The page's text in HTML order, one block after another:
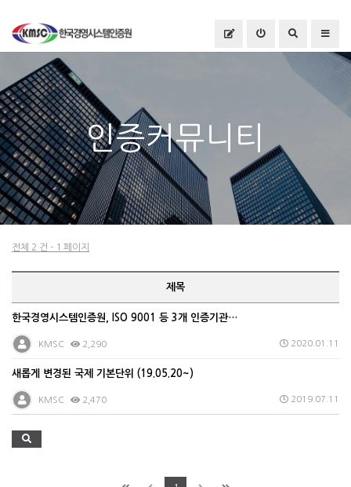
인증커뮤니티
전체 2 건 - 1 페이지
제목
한국경영시스템인증원, ISO 9001 등 3개 인증기관…
KMSC 2,290 2020.01.11
새롭게 변경된 국제 기본단위 (19.05.20~)
KMSC 2,470 2019.07.11